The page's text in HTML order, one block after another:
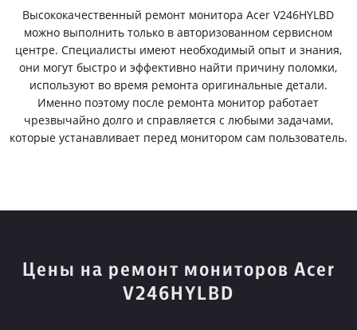
Высококачественный ремонт монитора Acer V246HYLBD
можно выполнить только в авторизованном сервисном
центре. Специалисты имеют необходимый опыт и знания,
они могут быстро и эффективно найти причину поломки,
используют во время ремонта оригинальные детали.
Именно поэтому после ремонта монитор работает
чрезвычайно долго и справляется с любыми задачами,
которые устанавливает перед монитором сам пользователь.
Цены на ремонт мониторов Acer
V246HYLBD